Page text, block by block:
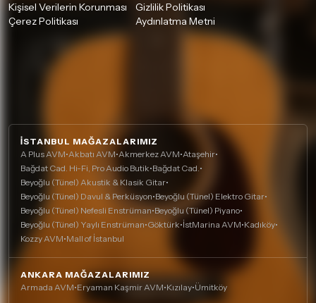
Kişisel Verilerin Korunması
Gizlilik Politikası
Çerez Politikası
Aydınlatma Metni
İSTANBUL MAĞAZALARIMIZ
A Plus AVM•Akbatı AVM•Akmerkez AVM•Ataşehir•
Bağdat Cad. Hi-Fi, Pro Audio Butik•Bağdat Cad.•
Beyoğlu (Tünel) Akustik & Klasik Gitar•
Beyoğlu (Tünel) Davul & Perküsyon•Beyoğlu (Tünel) Elektro Gitar•
Beyoğlu (Tünel) Nefesli Enstrüman•Beyoğlu (Tünel) Piyano•
Beyoğlu (Tünel) Yaylı Enstrüman•Göktürk•İstMarina AVM•Kadıköy•
Kozzy AVM•Mall of İstanbul
ANKARA MAĞAZALARIMIZ
Armada AVM•Eryaman Kaşmir AVM•Kızılay•Ümitköy